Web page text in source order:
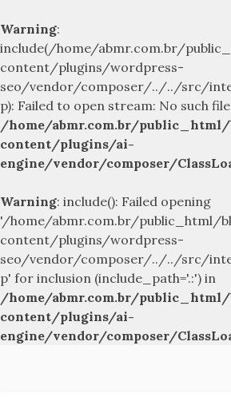
Warning:
include(/home/abmr.com.br/
content/plugins/wordpress-
seo/vendor/composer/../../src/
p): Failed to open stream: No such
/home/abmr.com.br/
content/plugins/ai-
engine/vendor/composer/
Warning: include(): Failed opening
'/home/abmr.com.br/public_html/
content/plugins/wordpress-
seo/vendor/composer/../../src/
p' for inclusion (include_path='.:') in
/home/abmr.com.br/
content/plugins/ai-
engine/vendor/composer/